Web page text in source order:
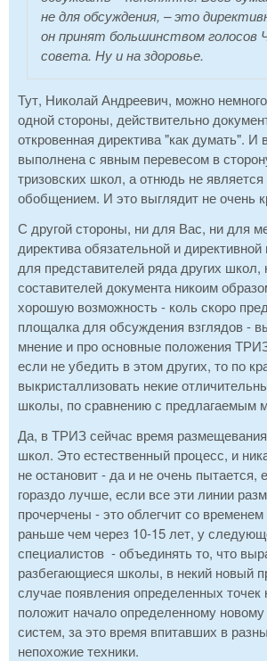
не для обсуждения, – это
он принят большинством голосов
совета. Ну и на здоровье.
Тут, Николай Андреевич, можно
одной стороны, действительно
откровенная директива "как думать". И
выполнена с явным перевесом в
тризовских школ, а отнюдь не является
обобщением. И это выглядит не очень
С другой стороны, ни для Вас, ни для
директива обязательной и
для представителей ряда других школ,
составителей документа никоим
хорошую возможность - коль скоро
площалка для обсуждения взглядов -
мнение и про основные положения
если не убедить в этом других, то по
выкристаллизовать некие
школы, по сравнению с предлагаемым
Да, в ТРИЗ сейчас время
школ. Это естественный процесс, и
не остановит - да и не очень пытается,
гораздо лучше, если все эти линии
прочерчены - это облегчит со
раньше чем через 10-15 лет, у
специалистов - объединять то, что
разбегающиеся школы, в некий новый
случае появления определенных точек
положит начало определенному
систем, за это время впитавших в
непохожие техники.